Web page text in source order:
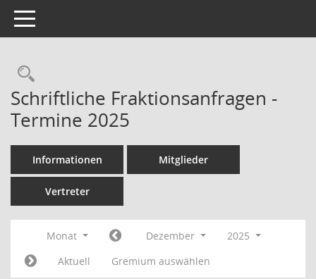
Toggle navigation
Rechercheauswahl
Schriftliche Fraktionsanfragen -
Termine 2025
Informationen Mitglieder
Vertreter
Monat Dezember
2025
Aktuell
Gremium auswählen